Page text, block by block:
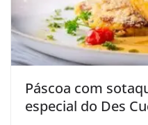
Páscoa com
especial do Des